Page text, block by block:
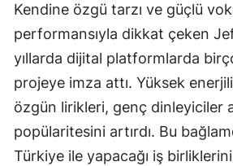
Kendine özgü tarzı ve güçlü
performansıyla dikkat çeken
yıllarda dijital platformlarda
projeye imza attı. Yüksek
özgün lirikleri, genç dinleyiciler
popülaritesini artırdı. Bu
Türkiye ile yapacağı iş